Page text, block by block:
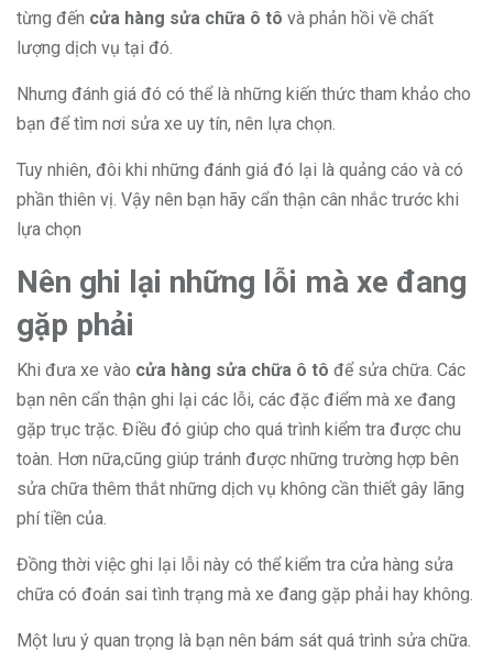
từng đến cửa hàng sửa chữa ô tô và phản hồi về chất
lượng dịch vụ tại đó.
Nhưng đánh giá đó có thể là những kiến thức tham khảo cho
bạn để tìm nơi sửa xe uy tín, nên lựa chọn.
Tuy nhiên, đôi khi những đánh giá đó lại là quảng cáo và có
phần thiên vị. Vậy nên bạn hãy cẩn thận cân nhắc trước khi
lựa chọn
Nên ghi lại những lỗi mà xe đang
gặp phải
Khi đưa xe vào cửa hàng sửa chữa ô tô để sửa chữa. Các
bạn nên cẩn thận ghi lại các lỗi, các đặc điểm mà xe đang
gặp trục trặc. Điều đó giúp cho quá trình kiểm tra được chu
toàn. Hơn nữa,cũng giúp tránh được những trường hợp bên
sửa chữa thêm thắt những dịch vụ không cần thiết gây lãng
phí tiền của.
Đồng thời việc ghi lại lỗi này có thể kiểm tra cửa hàng sửa
chữa có đoán sai tình trạng mà xe đang gặp phải hay không.
Một lưu ý quan trọng là bạn nên bám sát quá trình sửa chữa.